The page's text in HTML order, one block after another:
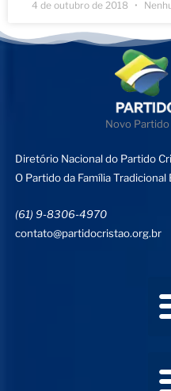
4 de outubro de 2018
Novo Partido
Diretório Nacional do Partido
O Partido da Família Tradicional
(61) 9-8306-4970
contato@partidocristao.org.br